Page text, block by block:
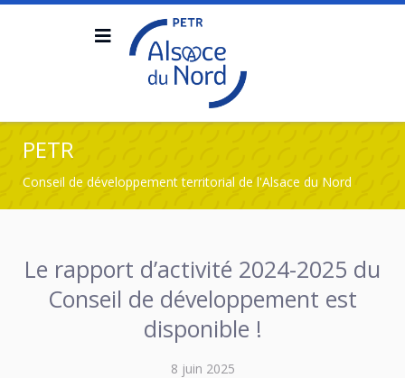
PETR
Conseil de développement territorial de l'Alsace du Nord
Le rapport d’activité 2024-2025 du
Conseil de développement est
disponible !
8 juin 2025